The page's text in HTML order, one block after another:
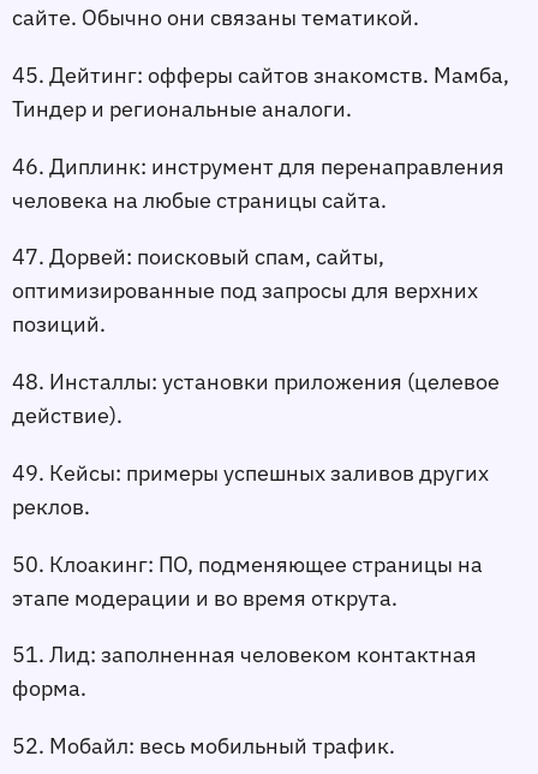
сайте. Обычно они связаны тематикой.
45. Дейтинг: офферы сайтов знакомств. Мамба,
Тиндер и региональные аналоги.
46. Диплинк: инструмент для перенаправления
человека на любые страницы сайта.
47. Дорвей: поисковый спам, сайты,
оптимизированные под запросы для верхних
позиций.
48. Инсталлы: установки приложения (целевое
действие).
49. Кейсы: примеры успешных заливов других
реклов.
50. Клоакинг: ПО, подменяющее страницы на
этапе модерации и во время открута.
51. Лид: заполненная человеком контактная
форма.
52. Мобайл: весь мобильный трафик.